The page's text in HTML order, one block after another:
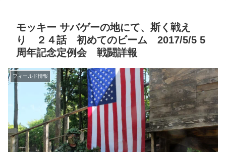
モッキー サバゲーの地にて、斯く戦え
り ２４話 初めてのビーム 2017/5/5 5
周年記念定例会 戦闘詳報
フィールド情報